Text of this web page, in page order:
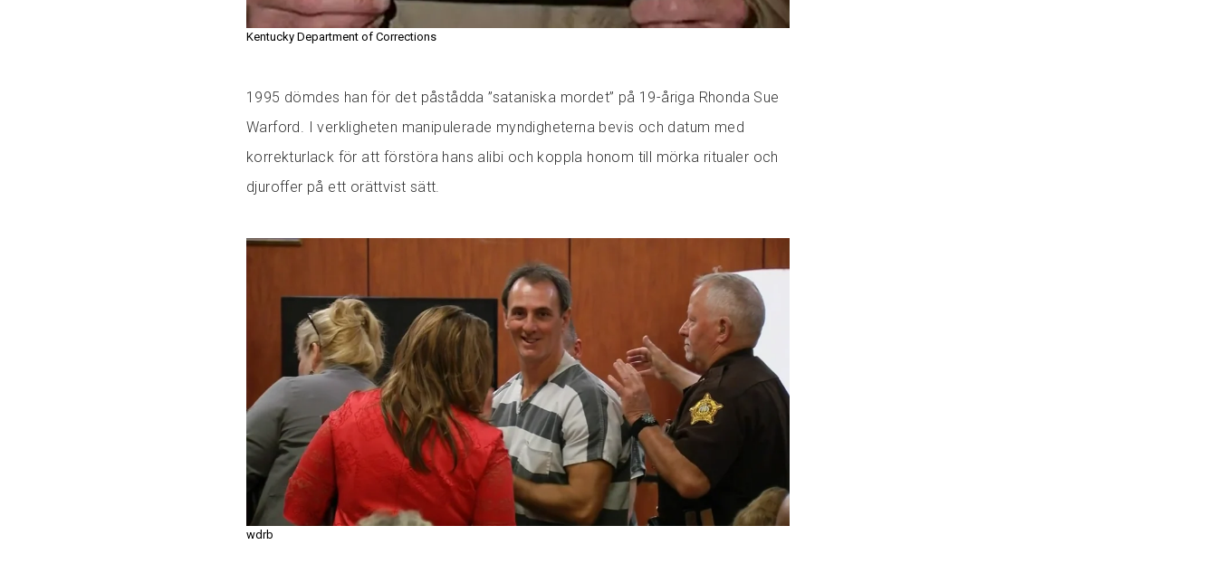
Kentucky Department of Corrections
1995 dömdes han för det påstådda ”sataniska mordet” på 19-åriga Rhonda Sue
Warford. I verkligheten manipulerade myndigheterna bevis och datum med
korrekturlack för att förstöra hans alibi och koppla honom till mörka ritualer och
djuroffer på ett orättvist sätt.
wdrb